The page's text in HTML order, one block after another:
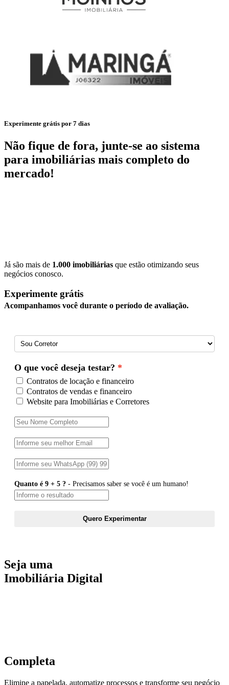
Experimente grátis por 7 dias
Não fique de fora, junte-se ao sistema
para imobiliárias mais completo do
mercado!
Já são mais de 1.000 imobiliárias que estão otimizando seus
negócios conosco.
Experimente grátis
Acompanhamos você durante o período de avaliação.
O que você deseja testar?
Contratos de locação e financeiro
Contratos de vendas e financeiro
Website para Imobiliárias e Corretores
Quanto é 9 + 5 ? - Precisamos saber se você é um humano!
Quero Experimentar
Seja uma
Imobiliária Digital
Completa
Elimine a papelada, automatize processos e transforme seu negócio